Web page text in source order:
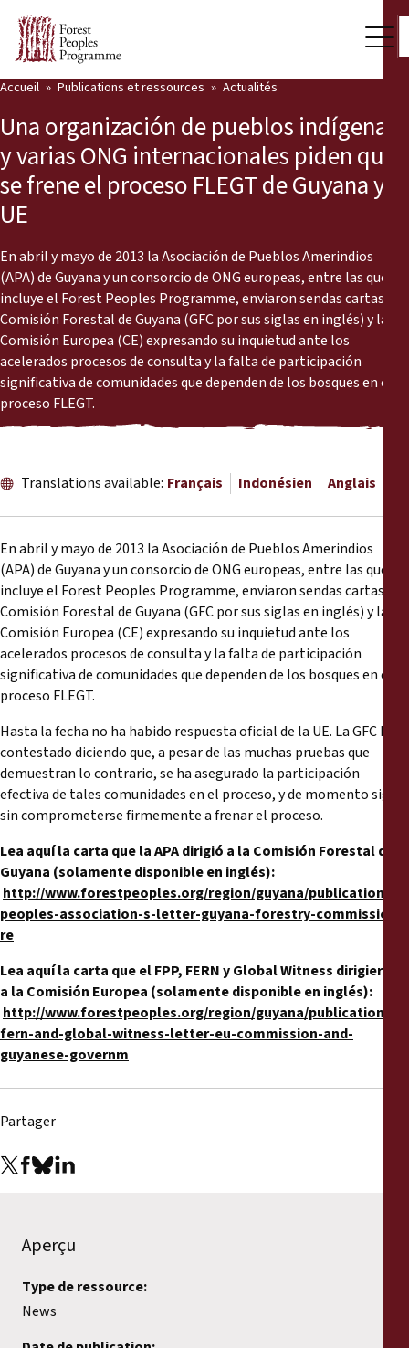
Qui nous sommes
Salle de presse
Nous soutenir
Notre travail
Voix des communautés
Partenaires et Pays
Publications et ressources
Back
Publications et ressources
Actualités
Matériel de formation
Documents d'information
Procédures juridiques
Déclarations
Rapports annuels
Accueil Publications et ressources Actualités
Una organización de pueblos indígenas
y varias ONG internacionales piden que
se frene el proceso FLEGT de Guyana y la
UE
En abril y mayo de 2013 la Asociación de Pueblos Amerindios
(APA) de Guyana y un consorcio de ONG europeas, entre las que se
incluye el Forest Peoples Programme, enviaron sendas cartas a la
Comisión Forestal de Guyana (GFC por sus siglas en inglés) y la
Comisión Europea (CE) expresando su inquietud ante los
acelerados procesos de consulta y la falta de participación
significativa de comunidades que dependen de los bosques en el
proceso FLEGT.
Translations available: Français Indonésien Anglais
En abril y mayo de 2013 la Asociación de Pueblos Amerindios
(APA) de Guyana y un consorcio de ONG europeas, entre las que se
incluye el Forest Peoples Programme, enviaron sendas cartas a la
Comisión Forestal de Guyana (GFC por sus siglas en inglés) y la
Comisión Europea (CE) expresando su inquietud ante los
acelerados procesos de consulta y la falta de participación
significativa de comunidades que dependen de los bosques en el
proceso FLEGT.
Hasta la fecha no ha habido respuesta oficial de la UE. La GFC ha
contestado diciendo que, a pesar de las muchas pruebas que
demuestran lo contrario, se ha asegurado la participación
efectiva de tales comunidades en el proceso, y de momento sigue
sin comprometerse firmemente a frenar el proceso.
Lea aquí la carta que la APA dirigió a la Comisión Forestal de
Guyana (solamente disponible en inglés):
http://www.forestpeoples.org/region/guyana/publication/
peoples-association-s-letter-guyana-forestry-commission-
re
Lea aquí la carta que el FPP, FERN y Global Witness dirigieron
a la Comisión Europea (solamente disponible en inglés):
http://www.forestpeoples.org/region/guyana/publication/
fern-and-global-witness-letter-eu-commission-and-
guyanese-governm
Partager
Aperçu
Type de ressource:
News